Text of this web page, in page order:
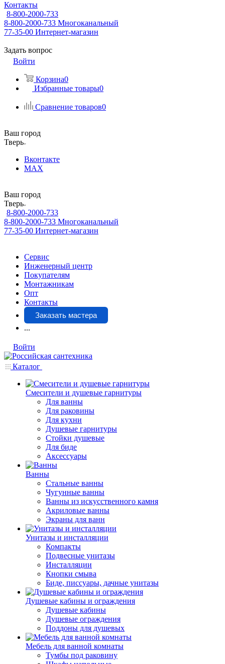
Контакты
8-800-2000-733
8-800-2000-733 Многоканальный
77-35-00 Интернет-магазин
Задать вопрос
Войти
Корзина0
Избранные товары0
Сравнение товаров0
Ваш город
Тверь
Вконтакте
MAX
Ваш город
Тверь
8-800-2000-733
8-800-2000-733 Многоканальный
77-35-00 Интернет-магазин
Сервис
Инженерный центр
Покупателям
Монтажникам
Опт
Контакты
Заказать мастера
...
Войти
Каталог
Смесители и душевые гарнитуры
Для ванны
Для раковины
Для кухни
Душевые гарнитуры
Стойки душевые
Для биде
Аксессуары
Ванны
Стальные ванны
Чугунные ванны
Ванны из искусственного камня
Акриловые ванны
Экраны для ванн
Унитазы и инсталляции
Компакты
Подвесные унитазы
Инсталляции
Кнопки смыва
Биде, писсуары, дачные унитазы
Душевые кабины и ограждения
Душевые кабины
Душевые ограждения
Поддоны для душевых
Мебель для ванной комнаты
Тумбы под раковину